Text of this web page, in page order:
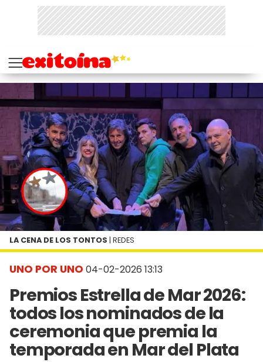
UNO POR UNO 04-02-2026 13:13
Premios Estrella de Mar 2026:
todos los nominados de la
ceremonia que premia la
temporada en Mar del Plata
LA CENA DE LOS TONTOS | REDES